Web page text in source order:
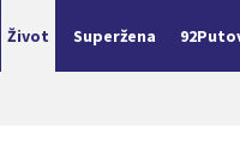
Život Superžena